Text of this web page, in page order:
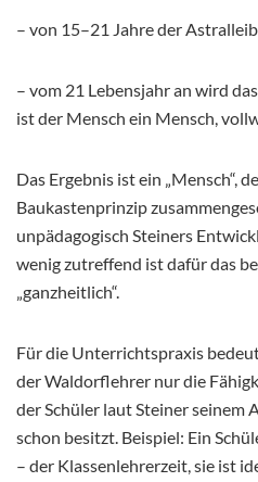
– von 15–21 Jahre der Astralleib
– vom 21 Lebensjahr an wird
ist der Mensch ein Mensch,
Das Ergebnis ist ein „Mensch“,
Baukastenprinzip
unpädagogisch Steiners
wenig zutreffend ist dafür das
„ganzheitlich“.
Für die Unterrichtspraxis
der Waldorflehrer nur die
der Schüler laut Steiner seinem
schon besitzt. Beispiel: Ein
– der Klassenlehrerzeit, sie ist